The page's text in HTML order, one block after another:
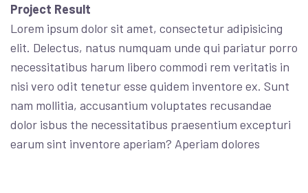
Project Result
Lorem ipsum dolor sit amet, consectetur adipisicing
elit. Delectus, natus numquam unde qui pariatur porro
necessitatibus harum libero commodi rem veritatis in
nisi vero odit tenetur esse quidem inventore ex. Sunt
nam mollitia, accusantium voluptates recusandae
dolor isbus the necessitatibus praesentium excepturi
earum sint inventore aperiam? Aperiam dolores